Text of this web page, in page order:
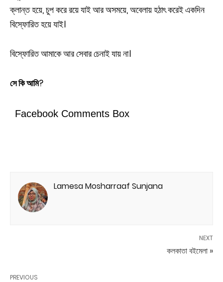
ক্লান্ত হয়ে, চুপ করে রয়ে যাই আর অসময়ে, অবেলায় হঠাৎ করেই একদিন
বিস্ফোরিত হয়ে যাই।
বিস্ফোরিত আমাকে আর সেবার চেনাই যায় না।
সে কি আমি?
Facebook Comments Box
Lamesa Mosharraaf Sunjana
NEXT
কলকাতা বইমেলা »
PREVIOUS